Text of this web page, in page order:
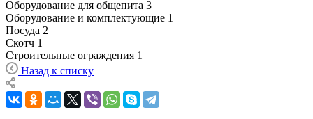
Оборудование для общепита 3
Оборудование и комплектующие 1
Посуда 2
Скотч 1
Строительные ограждения 1
Назад к списку